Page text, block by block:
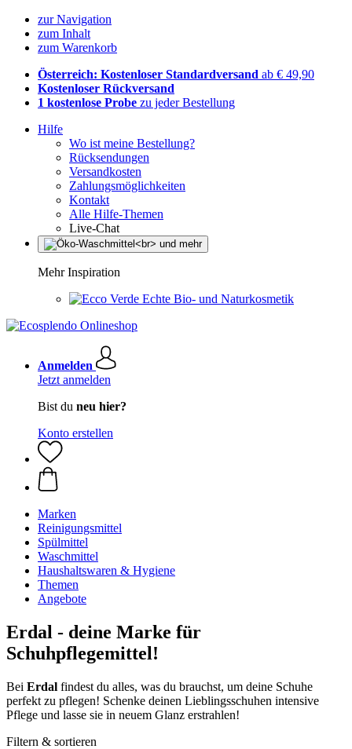
zur Navigation
zum Inhalt
zum Warenkorb
Österreich: Kostenloser Standardversand ab € 49,90
Kostenloser Rückversand
1 kostenlose Probe zu jeder Bestellung
Hilfe
Wo ist meine Bestellung?
Rücksendungen
Versandkosten
Zahlungsmöglichkeiten
Kontakt
Alle Hilfe-Themen
Live-Chat
Mehr Inspiration
Echte Bio- und Naturkosmetik
Anmelden
Jetzt anmelden
Bist du neu hier?
Konto erstellen
Marken
Reinigungsmittel
Spülmittel
Waschmittel
Haushaltswaren & Hygiene
Themen
Angebote
Erdal - deine Marke für
Schuhpflegemittel!
Bei Erdal findest du alles, was du brauchst, um deine Schuhe
perfekt zu pflegen! Schenke deinen Lieblingsschuhen intensive
Pflege und lasse sie in neuem Glanz erstrahlen!
Filtern & sortieren